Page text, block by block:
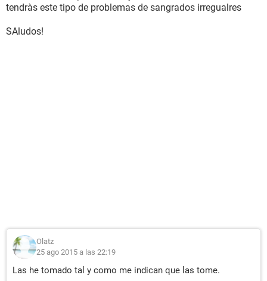
tendràs este tipo de problemas de sangrados irregualres
SAludos!
Olatz
25 ago 2015 a las 22:19
Las he tomado tal y como me indican que las tome.